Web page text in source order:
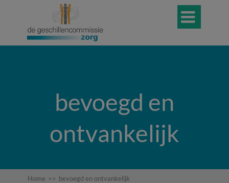

bevoegd en
ontvankelijk
Home >> bevoegd en ontvankelijk